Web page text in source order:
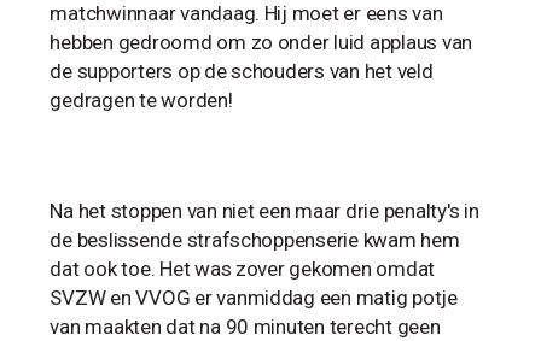
matchwinnaar vandaag. Hij moet er eens van
hebben gedroomd om zo onder luid applaus van
de supporters op de schouders van het veld
gedragen te worden!
Na het stoppen van niet een maar drie penalty's in
de beslissende strafschoppenserie kwam hem
dat ook toe. Het was zover gekomen omdat
SVZW en VVOG er vanmiddag een matig potje
van maakten dat na 90 minuten terecht geen